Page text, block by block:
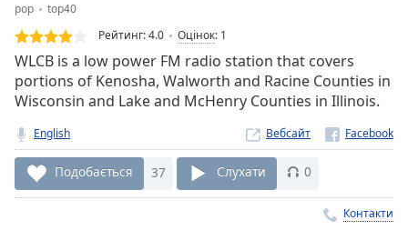
Loaded:
0.00%
Stream
TypeLIVE
Seek to
currently
behind
liveLIVE
Remaining
Time-
pop
top40
Рейтинг:4.0 Оцінок: 1
WLCB is a low power FM radio station that covers
portions of Kenosha, Walworth and Racine Counties in
Wisconsin and Lake and McHenry Counties in Illinois.
English Вебсайт
Подобається 37 Слухати 0
Контакти